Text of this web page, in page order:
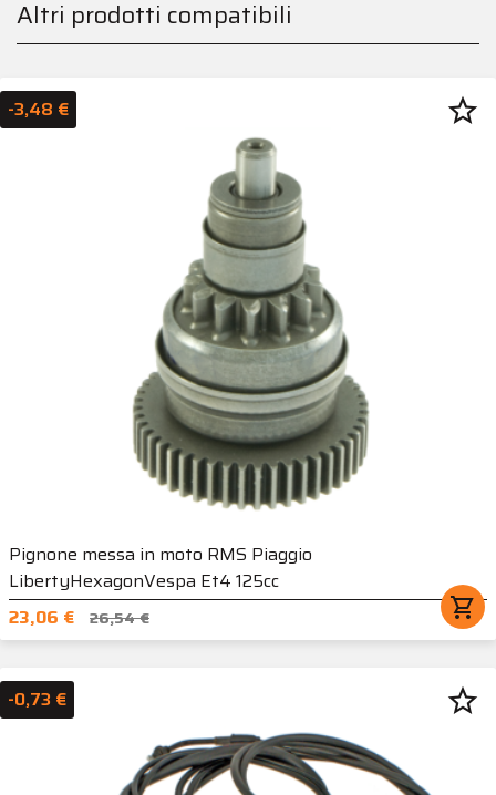
Altri prodotti compatibili
Pignone messa in moto RMS Piaggio
LibertyHexagonVespa Et4 125cc
23,06 €
26,54 € shopping_cart
-3,48 € star_border
-0,73 € star_border